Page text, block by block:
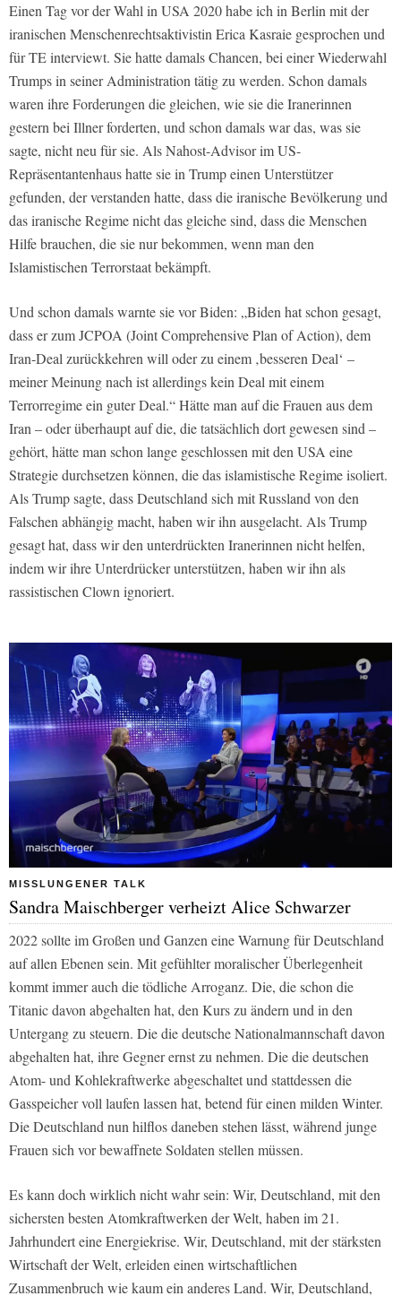
Einen Tag vor der Wahl in USA 2020 habe ich in Berlin mit der
iranischen Menschenrechtsaktivistin Erica Kasraie gesprochen und
fürTEinterviewt. Sie hatte damals Chancen, bei einer Wiederwahl
Trumps in seiner Administration tätig zu werden. Schon damals
waren ihre Forderungen die gleichen, wie sie die Iranerinnen
gestern bei Illner forderten, und schon damals war das, was sie
sagte, nicht neu für sie. Als Nahost-Advisor im US-
Repräsentantenhaus hatte sie in Trump einen Unterstützer
gefunden, der verstanden hatte, dass die iranische Bevölkerung und
das iranische Regime nicht das gleiche sind, dass die Menschen
Hilfe brauchen, die sie nur bekommen, wenn man den
Islamistischen Terrorstaat bekämpft.
Und schon damals warnte sie vor Biden: „Biden hat schon gesagt,
dass er zum JCPOA (Joint Comprehensive Plan of Action), dem
Iran-Deal zurückkehren will oder zu einem ‚besseren Deal‘ –
meiner Meinung nach ist allerdings kein Deal mit einem
Terrorregime ein guter Deal.“ Hätte man auf die Frauen aus dem
Iran – oder überhaupt auf die, die tatsächlich dort gewesen sind –
gehört, hätte man schon lange geschlossen mit den USA eine
Strategie durchsetzen können, die das islamistische Regime isoliert.
Als Trump sagte, dass Deutschland sich mit Russland von den
Falschen abhängig macht, haben wir ihn ausgelacht. Als Trump
gesagt hat, dass wir den unterdrückten Iranerinnen nicht helfen,
indem wir ihre Unterdrücker unterstützen, haben wir ihn als
rassistischen Clown ignoriert.
MISSLUNGENER TALK
Sandra Maischberger verheizt Alice Schwarzer
2022 sollte im Großen und Ganzen eine Warnung für Deutschland
auf allen Ebenen sein. Mit gefühlter moralischer Überlegenheit
kommt immer auch die tödliche Arroganz. Die, die schon die
Titanic davon abgehalten hat, den Kurs zu ändern und in den
Untergang zu steuern. Die die deutsche Nationalmannschaft davon
abgehalten hat, ihre Gegner ernst zu nehmen. Die die deutschen
Atom- und Kohlekraftwerke abgeschaltet und stattdessen die
Gasspeicher voll laufen lassen hat, betend für einen milden Winter.
Die Deutschland nun hilflos daneben stehen lässt, während junge
Frauen sich vor bewaffnete Soldaten stellen müssen.
Es kann doch wirklich nicht wahr sein: Wir, Deutschland, mit den
sichersten besten Atomkraftwerken der Welt, haben im 21.
Jahrhundert eine Energiekrise. Wir, Deutschland, mit der stärksten
Wirtschaft der Welt, erleiden einen wirtschaftlichen
Zusammenbruch wie kaum ein anderes Land. Wir, Deutschland,